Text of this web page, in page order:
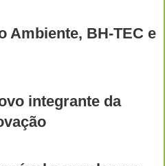
Ambiente, BH-TEC e
integrante da